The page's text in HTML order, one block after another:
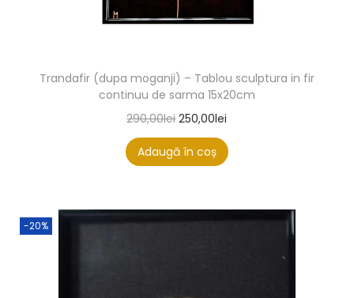
Trandafir (dupa moganji) – Tablou sculptura in fir
continuu de sarma 15x20cm
290,00lei 250,00lei
Adaugă în coș
-20%